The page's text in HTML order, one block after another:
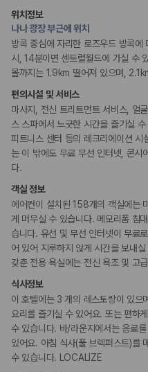
시설 내 미술관
리셉션 서비스
간편 체크인/체크아웃
주차 대행
드라이클리닝/세탁서비스
콘시어지 서비스
짐 보관 서비스
리무진 또는 타운카 서비스 이
웰빙 및 피트니스
피트니스/헬스시설
비즈니스
회의공간
연회장
장애인 편의시설
휠체어로 이용 가능
흡연 시설
지정 흡연 구역
위치정보
나나 광장 부근에 위치
방콕 중심에 자리한 로즈우드 방콕
시, 14분이면 센트럴월드에 가실 수
몰까지는 1.9km 떨어져 있으며,
편의시설 및 서비스
마사지, 전신 트리트먼트 서비스, 얼
스 스파에서 느긋한 시간을 즐기실
피트니스 센터 등의 레크리에이션 시
는 이 밖에도 무료 무선 인터넷, 콘시
다.
객실 정보
에어컨이 설치된 158개의 객실에는
게 머무실 수 있습니다. 메모리폼 침
습니다. 유선 및 무선 인터넷이 무료
어 있어 지루하지 않게 시간을 보내
갖춘 전용 욕실에는 전신 욕조 및 고
식사정보
이 호텔에는 3 개의 레스토랑이 있
요리를 즐기실 수 있어요. 또는 편하
수 있습니다. 바/라운지에서는 음료
있어요. 아침 식사(풀 브렉퍼스트)
수 있습니다. LOCALIZE